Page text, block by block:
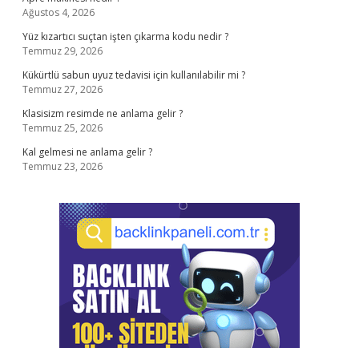
Ağustos 4, 2026
Yüz kızartıcı suçtan işten çıkarma kodu nedir ?
Temmuz 29, 2026
Kükürtlü sabun uyuz tedavisi için kullanılabilir mi ?
Temmuz 27, 2026
Klasisizm resimde ne anlama gelir ?
Temmuz 25, 2026
Kal gelmesi ne anlama gelir ?
Temmuz 23, 2026